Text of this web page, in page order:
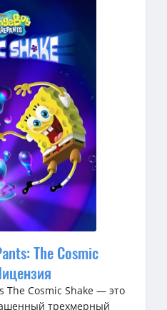
The Cosmic
The Cosmic Shake — это
трехмерный